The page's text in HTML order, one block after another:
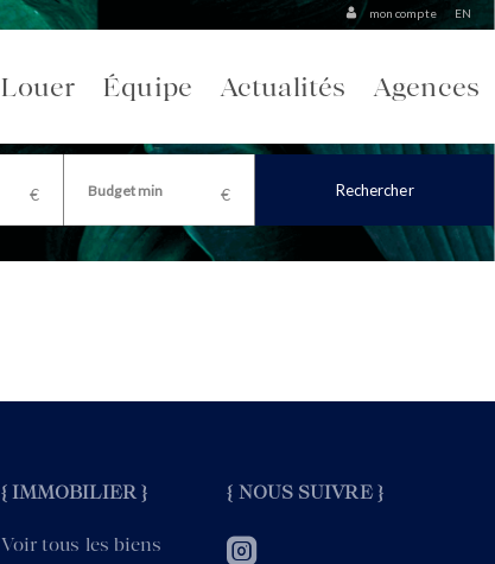
Louer Équipe Actualités Agences
mon compte EN
Rechercher
{ IMMOBILIER }
Voir tous les biens
{ NOUS SUIVRE }